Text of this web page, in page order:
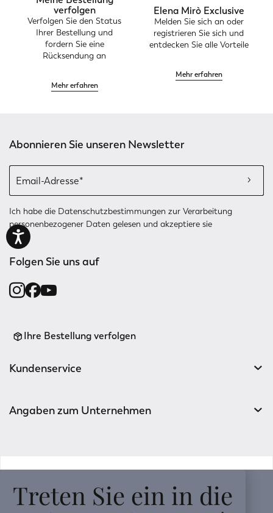
verfolgen
Verfolgen Sie den Status
Ihrer Bestellung und
fordern Sie eine
Rücksendung an
Mehr erfahren
Elena Mirò Exclusive
Melden Sie sich an oder
registrieren Sie sich und
entdecken Sie alle Vorteile
Mehr erfahren
Abonnieren Sie unseren Newsletter
Ich habe die Datenschutzbestimmungen zur Verarbeitung
personenbezogener Daten gelesen und akzeptiere sie
Folgen Sie uns auf
Ihre Bestellung verfolgen
Kundenservice
Angaben zum Unternehmen
Treten Sie ein in die